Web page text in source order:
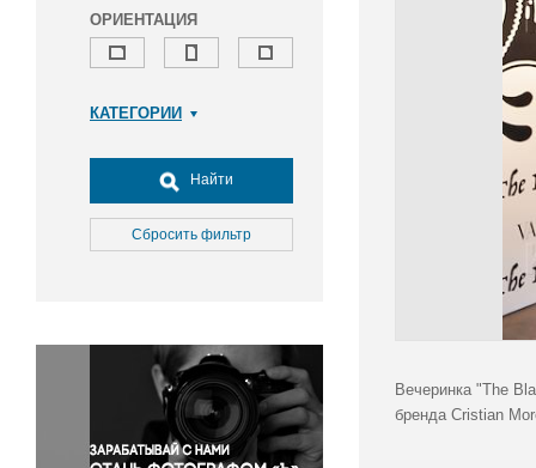
ОРИЕНТАЦИЯ
КАТЕГОРИИ
Досуг, туризм и отдых
Культура
Медицина
Окружающая среда
Политика
Правосудие
Происшествия и конфликты
Найти
Сбросить фильтр
Вечеринка "The
бренда Cristian